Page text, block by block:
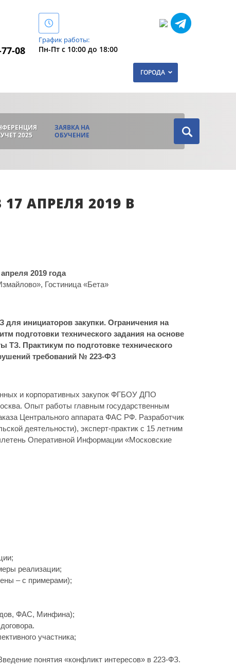
ГОРОДА
08
График работы:
Пн-Пт с 10:00 до 18:00
2025
ЗАЯВКА НА
ОБУЧЕНИЕ
АПРЕЛЯ 2019 В
апреля 2019 года
Гостиница «Бета»
инициаторов закупки. Ограничения на
подготовки технического задания на основе
ТЗ. Практикум по подготовке технического
требований № 223-ФЗ
и корпоративных закупок ФГБОУ ДПО
Опыт работы главным государственным
Центрального аппарата ФАС РФ. Разработчик
деятельности), эксперт-практик с 15 летним
Оперативной Информации «Московские
реализации;
– с примерами);
ФАС, Минфина);
участника;
понятия «конфликт интересов» в 223-ФЗ.